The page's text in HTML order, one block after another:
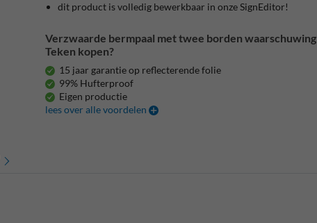
dit product is volledig bewerkbaar in onze SignEditor!
Verzwaarde bermpaal met twee borden waarschuwing
Teken kopen?
15 jaar garantie op reflecterende folie
99% Hufterproof
Eigen productie
lees over alle voordelen